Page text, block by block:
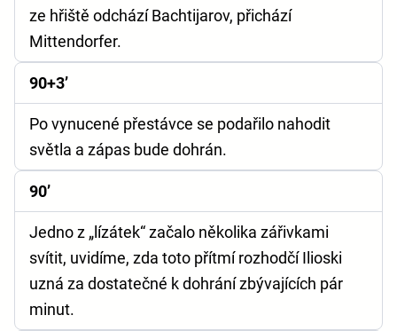
ze hřiště odchází Bachtijarov, přichází
Mittendorfer.
90+3’
Po vynucené přestávce se podařilo nahodit
světla a zápas bude dohrán.
90’
Jedno z „lízátek“ začalo několika zářivkami
svítit, uvidíme, zda toto přítmí rozhodčí Ilioski
uzná za dostatečné k dohrání zbývajících pár
minut.